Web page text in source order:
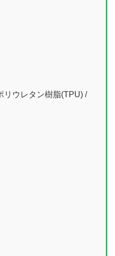
リウレタン樹脂(TPU) /